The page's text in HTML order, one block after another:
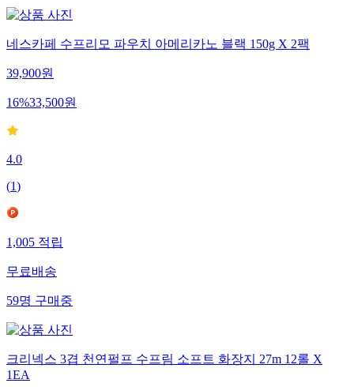
네스카페 수프리모 파우치 아메리카노 블랙 150g X 2팩
39,900원
16%33,500원
4.0
(1)
1,005적립
무료배송
59명구매중
크리넥스 3겹 천연펄프 수프림 소프트 화장지 27m 12롤 X
1EA